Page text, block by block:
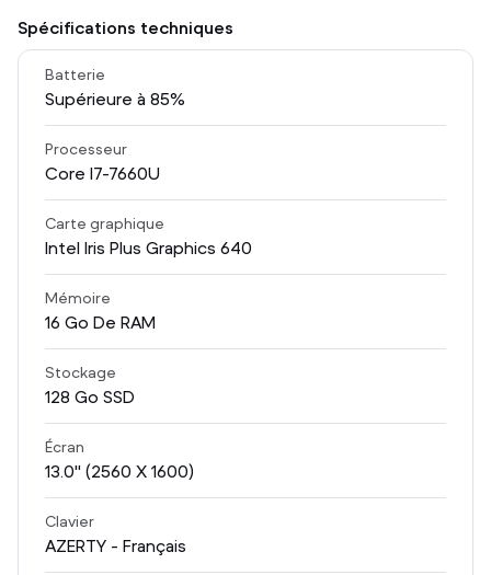
Spécifications techniques
Batterie
Supérieure à 85%
Processeur
Core I7-7660U
Carte graphique
Intel Iris Plus Graphics 640
Mémoire
16 Go De RAM
Stockage
128 Go SSD
Écran
13.0" (2560 X 1600)
Clavier
AZERTY - Français